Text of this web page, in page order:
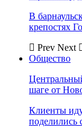
В
крепостях
Prev Next
Общество
шаге от
Клиенты
поделились